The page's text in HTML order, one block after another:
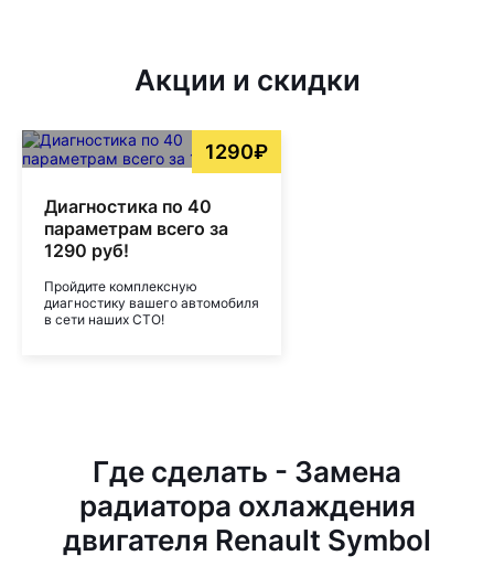
Акции и скидки
1290₽
Диагностика по 40
параметрам всего за
1290 руб!
Пройдите комплексную
диагностику вашего автомобиля
в сети наших СТО!
Где сделать - Замена
радиатора охлаждения
двигателя Renault Symbol